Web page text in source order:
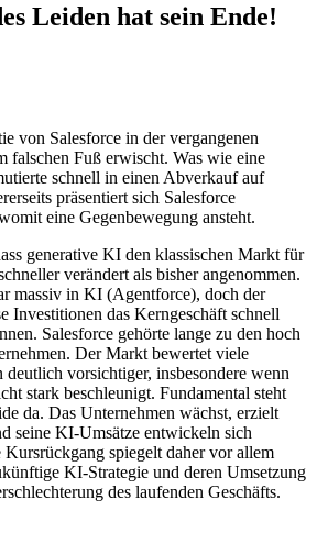
Leiden hat sein Ende!
von Salesforce in der vergangenen
falschen Fuß erwischt. Was wie eine
schnell in einen Abverkauf auf
präsentiert sich Salesforce
eine Gegenbewegung ansteht.
generative KI den klassischen Markt für
verändert als bisher angenommen.
massiv in KI (Agentforce), doch der
Investitionen das Kerngeschäft schnell
Salesforce gehörte lange zu den hoch
Der Markt bewertet viele
vorsichtiger, insbesondere wenn
stark beschleunigt. Fundamental steht
da. Das Unternehmen wächst, erzielt
seine KI-Umsätze entwickeln sich
spiegelt daher vor allem
KI-Strategie und deren Umsetzung
des laufenden Geschäfts.